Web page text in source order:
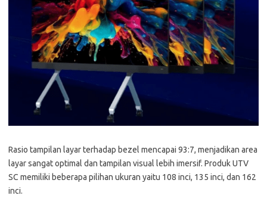
Rasio tampilan layar terhadap bezel mencapai 93:7, menjadikan area
layar sangat optimal dan tampilan visual lebih imersif. Produk UTV
SC memiliki beberapa pilihan ukuran yaitu 108 inci, 135 inci, dan 162
inci.